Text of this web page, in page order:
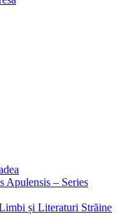
Apulensis – Series
și Literaturi Străine